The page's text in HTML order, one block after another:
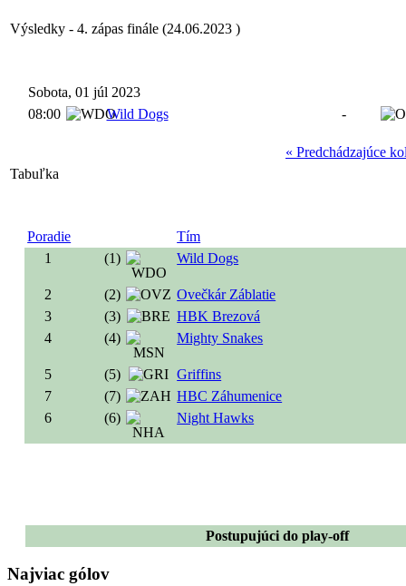
Výsledky - 4. zápas finále (24.06.2023 )
Sobota, 01 júl 2023
08:00
Wild Dogs -
« Predchádzajúce
Tabuľka
Poradie
Tím
1
(1) Wild Dogs
2 (2)
Ovečkár Záblatie
3
(3)
HBK Brezová
4
(4) Mighty Snakes
5 (5)
Griffins
7
(7)
HBC Záhumenice
6
(6) Night Hawks
Postupujúci do play-off
Najviac gólov